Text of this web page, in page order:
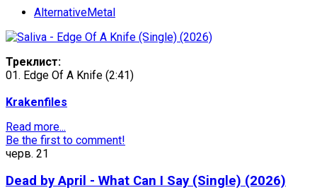
AlternativeMetal
Треклист:
01. Edge Of A Knife (2:41)
Krakenfiles
Read more...
Be the first to comment!
черв. 21
Dead by April - What Can I Say (Single) (2026)